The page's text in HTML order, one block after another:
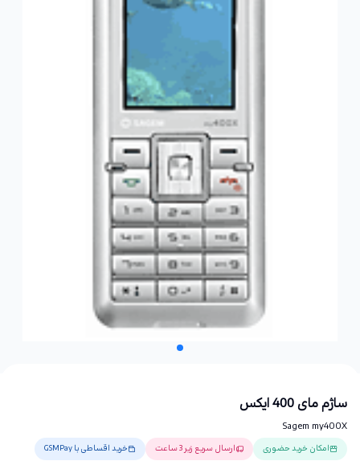
ساژم مای 400 ایکس
Sagem my400X
امکان خرید حضوری ارسال سریع زیر 3 ساعت خرید اقساطی با GSMPay